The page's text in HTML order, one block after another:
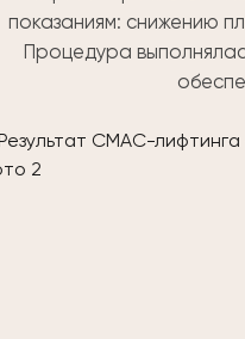
показаниям: снижению
Процедура